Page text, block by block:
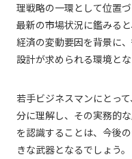
理戦略の一環として位置
最新の市場状況に鑑みる
経済の変動要因を背景に
設計が求められる環境とな
若手ビジネスマンにとっ
分に理解し、その実務的
を認識することは、今後
きな武器となるでしょう